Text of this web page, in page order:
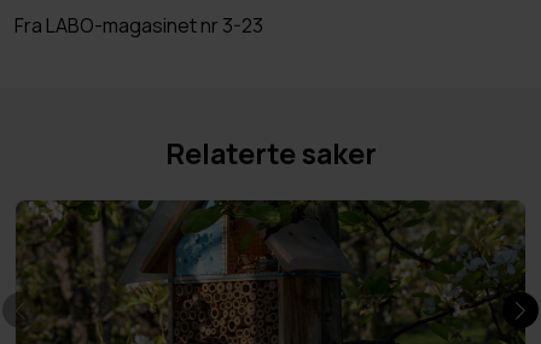
Fra LABO-magasinet nr 3-23
Relaterte saker